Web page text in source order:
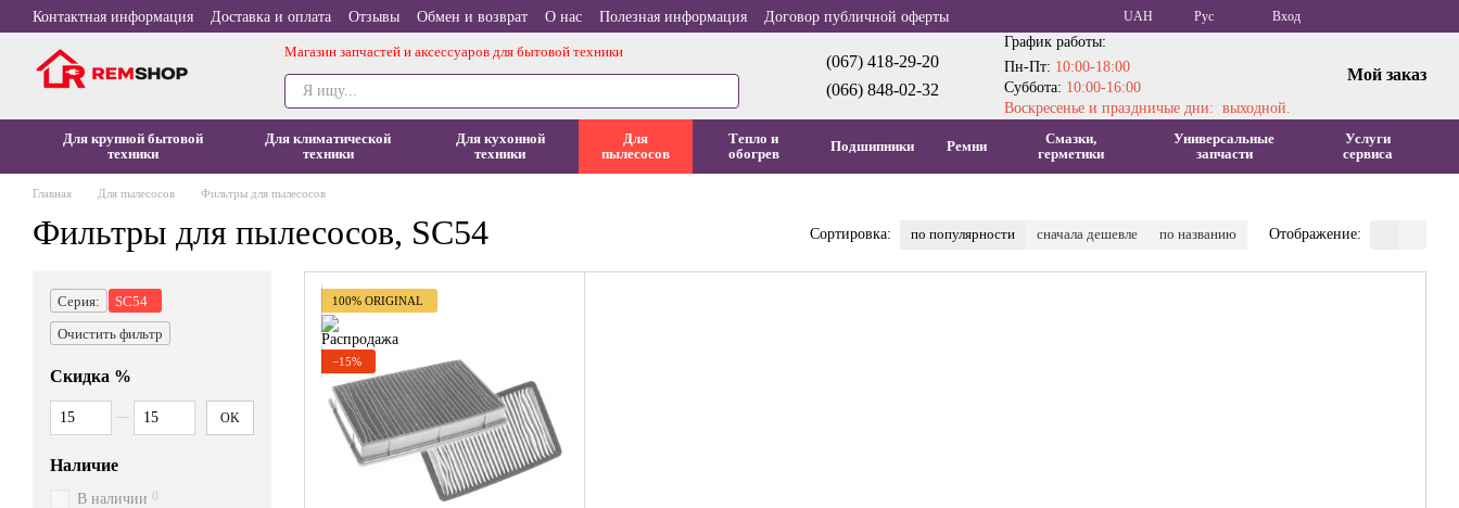
Перейти к основному контенту
Контактная информация Доставка и оплата Отзывы Обмен и возврат О нас Полезная информация Договор публичной оферты UAH Рус Вход
Магазин запчастей и аксессуаров для бытовой техники
(067) 418-29-20
(066) 848-02-32
График работы:
Пн-Пт: 10:00-18:00
Суббота: 10:00-16:00
Воскресенье и праздничые дни: выходной.
Мой заказ
Для крупной бытовой
техники
Для климатической
техники
Для кухонной
техники
Для
пылесосов
Тепло и
обогрев
Подшипники Ремни
Смазки,
герметики
Универсальные
запчасти
Услуги
сервиса
Главная Для пылесосов Фильтры для пылесосов
Фильтры для пылесосов, SC54 Сортировка: по популярности сначала дешевле по названию Отображение:
100% ORIGINAL
−15%
Серия:
SC54
Очистить фильтр
Скидка %
От Скидка %
До Скидка %
OK
Наличие
В наличии 0